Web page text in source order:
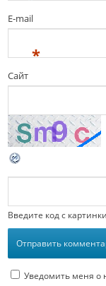
E-mail
*
Сайт
Введите код с
Уведомить меня о